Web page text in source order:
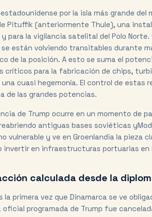
por la isla más grande
Pituffik (anteriormente Thule), una
para la vigilancia satelital del Polo
están volviendo transitables durante
de la posición. A esto se suma el
críticos para la fabricación de chips,
cuasi hegemonía. El control de estas
de las grandes potencias.
de Trump ocurre en un momento de
antiguas bases soviéticas
vulnerable y ve en Groenlandia la pieza
invertir en infraestructuras portuarias
calculada desde la
la primera vez que Dinamarca se ve
programada de Trump fue